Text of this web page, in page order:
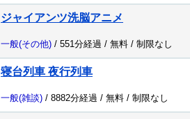
ジャイアンツ洗脳アニメ
一般(その他) / 551分経過 / 無料 / 制限なし
寝台列車 夜行列車
一般(雑談) / 8882分経過 / 無料 / 制限なし